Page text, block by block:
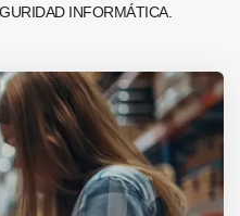
INFORMÁTICA.